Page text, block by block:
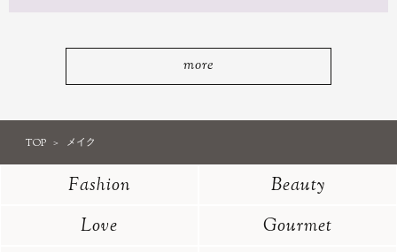
more
TOP メイク
Fashion
Beauty
Love
Gourmet